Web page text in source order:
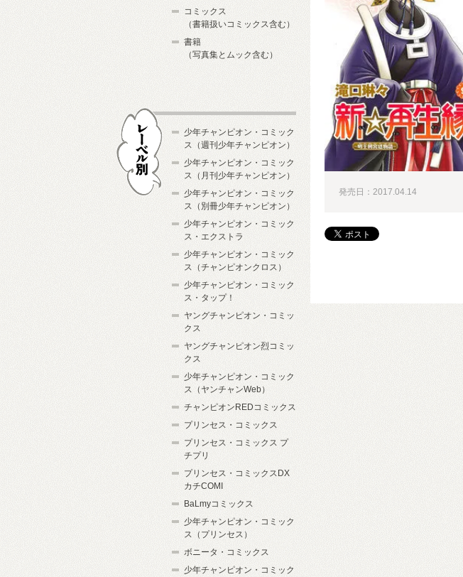
発売日：2017.04.14
コミックス
（書籍扱いコミックス含む）
書籍
（写真集とムック含む）
少年チャンピオン・コミック
ス（週刊少年チャンピオン）
少年チャンピオン・コミック
ス（月刊少年チャンピオン）
少年チャンピオン・コミック
ス（別冊少年チャンピオン）
少年チャンピオン・コミック
ス・エクストラ
少年チャンピオン・コミック
ス（チャンピオンクロス）
少年チャンピオン・コミック
ス・タップ！
ヤングチャンピオン・コミッ
クス
ヤングチャンピオン烈コミッ
クス
少年チャンピオン・コミック
ス（ヤンチャンWeb）
チャンピオンREDコミックス
プリンセス・コミックス
プリンセス・コミックス プ
チプリ
プリンセス・コミックスDX
カチCOMI
BaLmyコミックス
少年チャンピオン・コミック
ス（プリンセス）
ボニータ・コミックス
少年チャンピオン・コミック